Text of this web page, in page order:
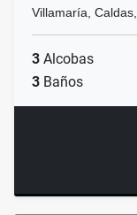
Villamaría,
3 Alcobas
3 Baños